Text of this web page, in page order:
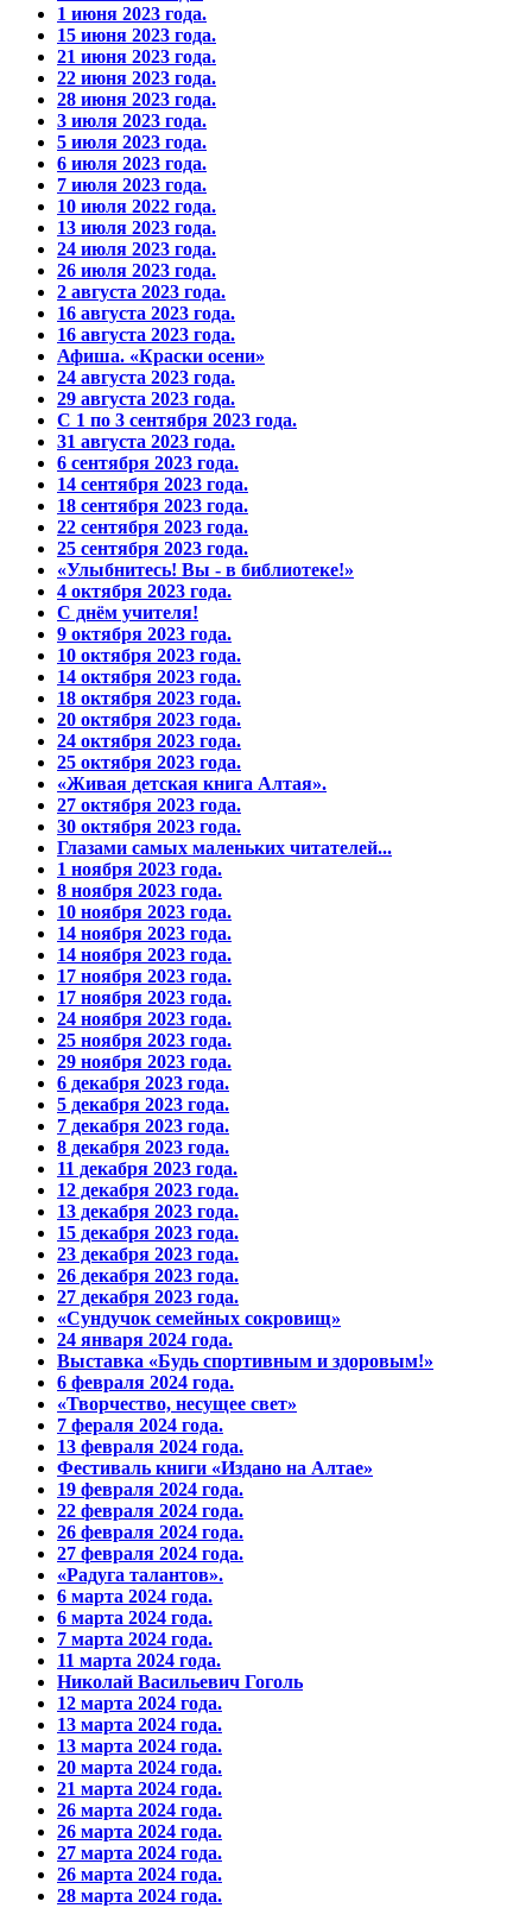
1 июня 2023 года.
15 июня 2023 года.
21 июня 2023 года.
22 июня 2023 года.
28 июня 2023 года.
3 июля 2023 года.
5 июля 2023 года.
6 июля 2023 года.
7 июля 2023 года.
10 июля 2022 года.
13 июля 2023 года.
24 июля 2023 года.
26 июля 2023 года.
2 августа 2023 года.
16 августа 2023 года.
16 августа 2023 года.
Афиша. «Краски осени»
24 августа 2023 года.
29 августа 2023 года.
С 1 по 3 сентября 2023 года.
31 августа 2023 года.
6 сентября 2023 года.
14 сентября 2023 года.
18 сентября 2023 года.
22 сентября 2023 года.
25 сентября 2023 года.
«Улыбнитесь! Вы - в библиотеке!»
4 октября 2023 года.
С днём учителя!
9 октября 2023 года.
10 октября 2023 года.
14 октября 2023 года.
18 октября 2023 года.
20 октября 2023 года.
24 октября 2023 года.
25 октября 2023 года.
«Живая детская книга Алтая».
27 октября 2023 года.
30 октября 2023 года.
Глазами самых маленьких читателей...
1 ноября 2023 года.
8 ноября 2023 года.
10 ноября 2023 года.
14 ноября 2023 года.
14 ноября 2023 года.
17 ноября 2023 года.
17 ноября 2023 года.
24 ноября 2023 года.
25 ноября 2023 года.
29 ноября 2023 года.
6 декабря 2023 года.
5 декабря 2023 года.
7 декабря 2023 года.
8 декабря 2023 года.
11 декабря 2023 года.
12 декабря 2023 года.
13 декабря 2023 года.
15 декабря 2023 года.
23 декабря 2023 года.
26 декабря 2023 года.
27 декабря 2023 года.
«Сундучок семейных сокровищ»
24 января 2024 года.
Выставка «Будь спортивным и здоровым!»
6 февраля 2024 года.
«Творчество, несущее свет»
7 фераля 2024 года.
13 февраля 2024 года.
Фестиваль книги «Издано на Алтае»
19 февраля 2024 года.
22 февраля 2024 года.
26 февраля 2024 года.
27 февраля 2024 года.
«Радуга талантов».
6 марта 2024 года.
6 марта 2024 года.
7 марта 2024 года.
11 марта 2024 года.
Николай Васильевич Гоголь
12 марта 2024 года.
13 марта 2024 года.
13 марта 2024 года.
20 марта 2024 года.
21 марта 2024 года.
26 марта 2024 года.
26 марта 2024 года.
27 марта 2024 года.
26 марта 2024 года.
28 марта 2024 года.